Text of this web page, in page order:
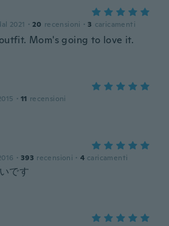
2021 · 20 recensioni · 3 caricamenti
Mom's going to love it.
· 11 recensioni
· 393 recensioni · 4 caricamenti
です